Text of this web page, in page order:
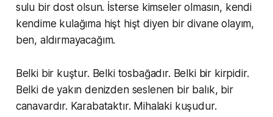
sulu bir dost olsun. İsterse kimseler olmasın, kendi
kendime kulağıma hişt hişt diyen bir divane olayım,
ben, aldırmayacağım.
Belki bir kuştur. Belki tosbağadır. Belki bir kirpidir.
Belki de yakın denizden seslenen bir balık, bir
canavardır. Karabataktır. Mihalaki kuşudur.